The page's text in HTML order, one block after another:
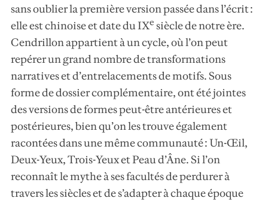
sans oublier la première version passée dans l’écrit :
elle est chinoise et date du IXe siècle de notre ère.
Cendrillon appartient à un cycle, où l’on peut
repérer un grand nombre de transformations
narratives et d’entrelacements de motifs. Sous
forme de dossier complémentaire, ont été jointes
des versions de formes peut-être antérieures et
postérieures, bien qu’on les trouve également
racontées dans une même communauté : Un-Œil,
Deux-Yeux, Trois-Yeux et Peau d’Âne. Si l’on
reconnaît le mythe à ses facultés de perdurer à
travers les siècles et de s’adapter à chaque époque